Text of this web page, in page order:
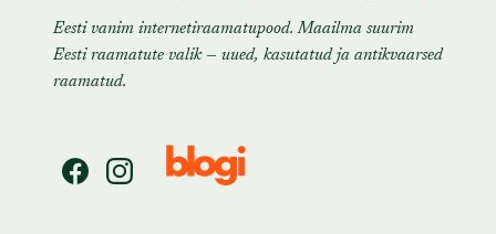
Eesti vanim internetiraamatupood. Maailma suurim
Eesti raamatute valik — uued, kasutatud ja antikvaarsed
raamatud.